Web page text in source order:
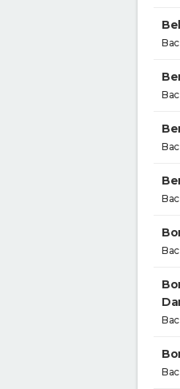
Bac
Bac
Bac
Bac
Bac
Bac
Bac